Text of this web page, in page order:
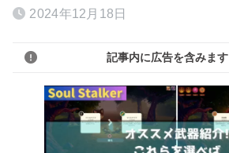
2024年12月18日
記事内に広告を含みます